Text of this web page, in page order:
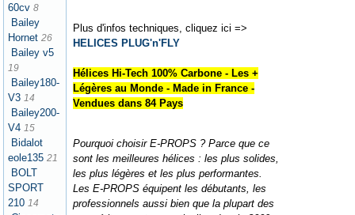
60cv 8
Bailey
Hornet 26
Bailey v5
19
Bailey180-
V3 14
Bailey200-
V4 15
Bidalot
eole135 21
BOLT
SPORT
210 14
Plus d'infos techniques, cliquez ici =>
HELICES PLUG'n'FLY
Hélices Hi-Tech 100% Carbone - Les +
Légères au Monde - Made in France -
Vendues dans 84 Pays
Pourquoi choisir E-PROPS ? Parce que ce
sont les meilleures hélices : les plus solides,
les plus légères et les plus performantes.
Les E-PROPS équipent les débutants, les
professionnels aussi bien que la plupart des